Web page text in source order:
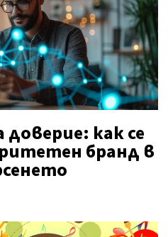
как се
бранд в